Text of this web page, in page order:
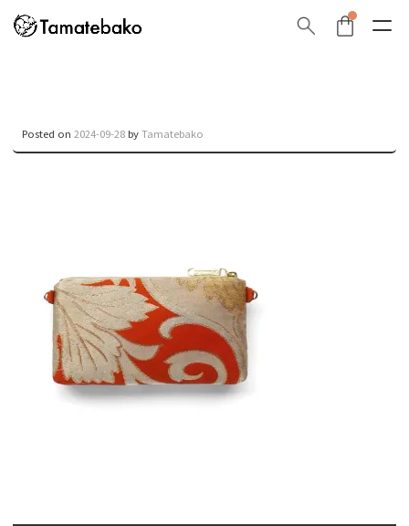
Posted on 2024-09-28 byTamatebako